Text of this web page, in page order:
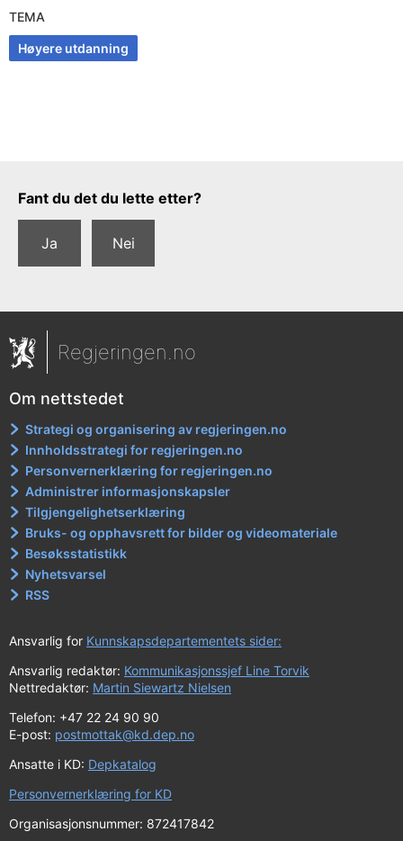
TEMA
Høyere utdanning
Tilbakemeldingsskjema
Fant du det du lette etter?
Ja Nei
Regjeringen.no
Om nettstedet
Strategi og organisering av regjeringen.no
Innholdsstrategi for regjeringen.no
Personvernerklæring for regjeringen.no
Administrer informasjonskapsler
Tilgjengelighetserklæring
Bruks- og opphavsrett for bilder og videomateriale
Besøksstatistikk
Nyhetsvarsel
RSS
Ansvarlig for Kunnskapsdepartementets sider:
Ansvarlig redaktør: Kommunikasjonssjef Line Torvik
Nettredaktør: Martin Siewartz Nielsen
Telefon: +47 22 24 90 90
E-post: postmottak@kd.dep.no
Ansatte i KD: Depkatalog
Personvernerklæring for KD
Organisasjonsnummer: 872417842